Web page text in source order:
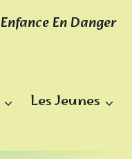
Enfance En Danger
Les Jeunes